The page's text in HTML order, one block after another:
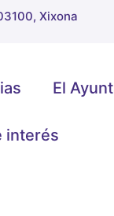
Xixona
El
interés